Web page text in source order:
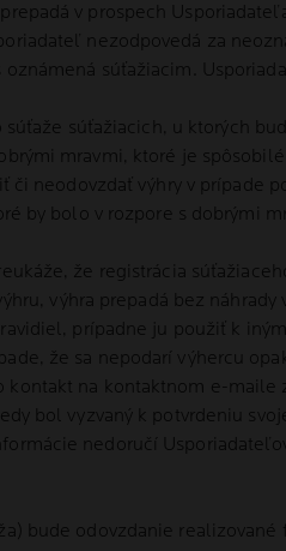
v prospech
nezodpovedá za
súťažiacim.
súťažiacich, u ktorých
mravmi, ktoré je
neodovzdať výhry v prípade
by bolo v rozpore s dobrými
že registrácia
výhra prepadá bez
prípadne ju použiť k
že sa nepodarí výhercu
na kontaktnom e-
bol vyzvaný k potvrdeniu
nedoručí
bude odovzdanie